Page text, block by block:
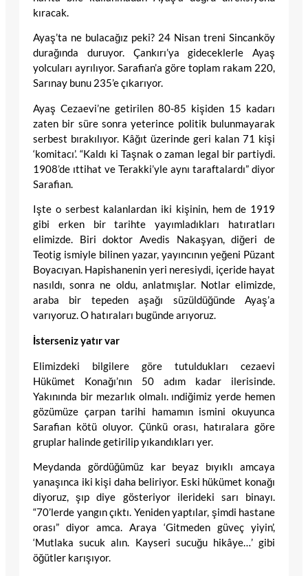
kıracak.
Ayaş’ta ne bulacağız peki? 24 Nisan treni Sincanköy
durağında duruyor. Çankırı’ya gideceklerle Ayaş
yolcuları ayrılıyor. Sarafian’a göre toplam rakam 220,
Sarınay bunu 235’e çıkarıyor.
Ayaş Cezaevi’ne getirilen 80-85 kişiden 15 kadarı
zaten bir süre sonra yeterince politik bulunmayarak
serbest bırakılıyor. Kâğıt üzerinde geri kalan 71 kişi
‘komitacı’. “Kaldı ki Taşnak o zaman legal bir partiydi.
1908’de ıttihat ve Terakki’yle aynı taraftalardı” diyor
Sarafian.
Işte o serbest kalanlardan iki kişinin, hem de 1919
gibi erken bir tarihte yayımladıkları hatıratları
elimizde. Biri doktor Avedis Nakaşyan, diğeri de
Teotig ismiyle bilinen yazar, yayıncının yeğeni Püzant
Boyacıyan. Hapishanenin yeri neresiydi, içeride hayat
nasıldı, sonra ne oldu, anlatmışlar. Notlar elimizde,
araba bir tepeden aşağı süzüldüğünde Ayaş’a
varıyoruz. O hatıraları bugünde arıyoruz.
İsterseniz yatır var
Elimizdeki bilgilere göre tutuldukları cezaevi
Hükümet Konağı’nın 50 adım kadar ilerisinde.
Yakınında bir mezarlık olmalı. ındiğimiz yerde hemen
gözümüze çarpan tarihi hamamın ismini okuyunca
Sarafian kötü oluyor. Çünkü orası, hatıralara göre
gruplar halinde getirilip yıkandıkları yer.
Meydanda gördüğümüz kar beyaz bıyıklı amcaya
yanaşınca iki kişi daha beliriyor. Eski hükümet konağı
diyoruz, şıp diye gösteriyor ilerideki sarı binayı.
“70’lerde yangın çıktı. Yeniden yaptılar, şimdi hastane
orası” diyor amca. Araya ‘Gitmeden güveç yiyin’,
‘Mutlaka sucuk alın. Kayseri sucuğu hikâye…’ gibi
öğütler karışıyor.